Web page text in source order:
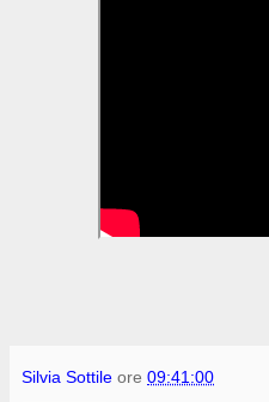
Silvia Sottile ore 09:41:00